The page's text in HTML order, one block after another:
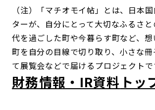
（注）「マチオモイ帖」とは、日本
ターが、自分にとって大切なふるさ
代を過ごした町や今暮らす町など、
町を自分の目線で切り取り、小さな
て展覧会などで届けるプロジェクトで
財務情報・IR資料